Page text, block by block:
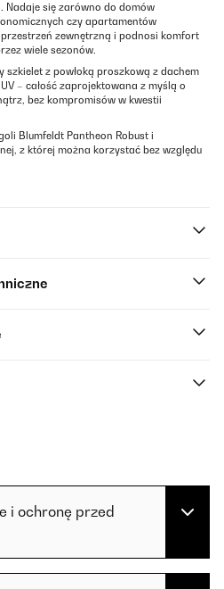
Nadaje się zarówno do domów
czy apartamentów
zewnętrzną i podnosi komfort
wiele sezonów.
szkielet z powłoką proszkową z dachem
– całość zaprojektowana z myślą o
bez kompromisów w kwestii
Blumfeldt Pantheon Robust i
z której można korzystać bez względu
i ochronę przed